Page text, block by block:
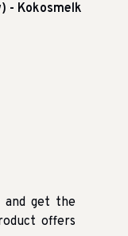
- Kokosmelk
and get the
offers